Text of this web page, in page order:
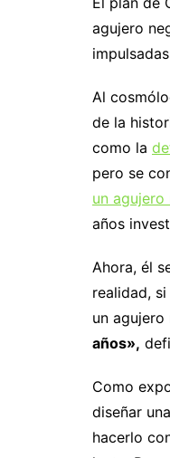
agujero
Al
de la
como la
pero se
un agujero
años
Ahora, él
realidad,
un agujero
años»,
Como
diseñar
hacerlo